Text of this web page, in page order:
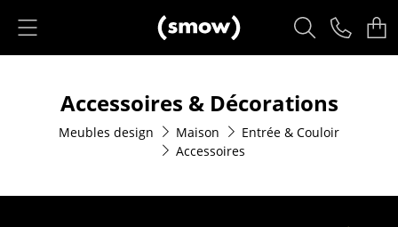
Sièges
Chaises de cuisine & salle à manger
Accessoires & Décorations
Meubles design Maison
Entrée & Couloir
Accessoires